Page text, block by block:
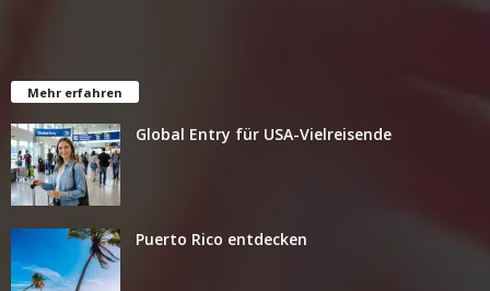
Mehr erfahren
Global Entry für USA-Vielreisende
Puerto Rico entdecken